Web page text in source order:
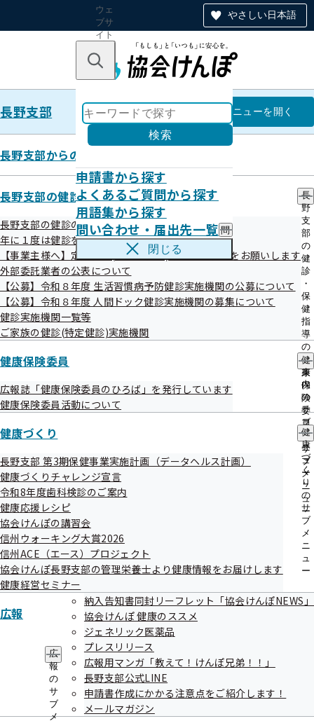
やさしい日本語
ウェ
ブサ
イト
のナ
ン
キーワードで探す
検索
申請書から探す
よくあるご質問から探す
用語集から探す
問い合わせ・届出先一覧 問
い
せ
・
届
一
ブ
閉じる
長野支部 長野支部
メニューを開く
長野支部からのお知らせ
長野支部の健診・保健指導のご案内
長
野
支
部
の
健
診
・
保
健
指
導
の
ご
案
内
の
サ
ブ
メ
ニ
ュ
ー
長野支部の健診のご案内
年に１度は健診を！ 健診特集コーナー
【事業主様へ】定期健診(事業者健診)結果のご提供をお願いします
外部委託業者の公表について
【公募】令和８年度 生活習慣病予防健診実施機関の公募について
【公募】令和８年度 人間ドック健診実施機関の募集について
健診実施機関一覧等
ご家族の健診(特定健診)実施機関
健康保険委員
健
康
保
険
委
員
の
サ
ブ
メ
ニ
ュ
ー
広報誌「健康保険委員のひろば」を発行しています
健康保険委員活動について
健康づくり
健
康
づ
く
り
の
サ
ブ
メ
ニ
ュ
ー
長野支部 第3期保健事業実施計画（データヘルス計画）
健康づくりチャレンジ宣言
令和8年度歯科検診のご案内
健康応援レシピ
協会けんぽの講習会
信州ウォーキング大賞2026
信州ACE（エース）プロジェクト
協会けんぽ長野支部の管理栄養士より健康情報をお届けします
健康経営セミナー
広報
広
報
の
サ
ブ
メ
納入告知書同封リーフレット「協会けんぽNEWS」
協会けんぽ 健康のススメ
ジェネリック医薬品
プレスリリース
広報用マンガ「教えて！けんぽ兄弟！！」
長野支部公式LINE
申請書作成にかかる注意点をご紹介します！
メールマガジン
令和07年10月31日
職員による書類の紛失について
発生年月日
令和07年09月24日
事案
加入者（被扶養者）から提出された健診結果と問診票のう
ち、問診票を紛失してしまいました。担当者A、Bの2名がお
り、担当者Aは業務終了時に施錠できるキャビネットに書類
を保管する際、問診票がないことに気が付いていましたが、
就業時間内に担当者Bに問診票の処理について相談をした際
Bに渡したものと思い込んでいました。翌日、担当者Bも保
管していないことが判明しました。事案発生以降、引き続き
捜索を行うも発見されておらず、種々の状況から、当該書類
はA、Bいずれかが当日シュレッダーにて誤って裁断、廃棄
してしまった可能性が極めて高いと推測されます。
・担当者Aが担当者Bに問診票の処理について相談した後、
保管する際に誰が問診票を持っているのか充分な確認を行い
ませんでした。
・シュレッダーを使用する際、裁断する書類の最終確認が不
十分でした。